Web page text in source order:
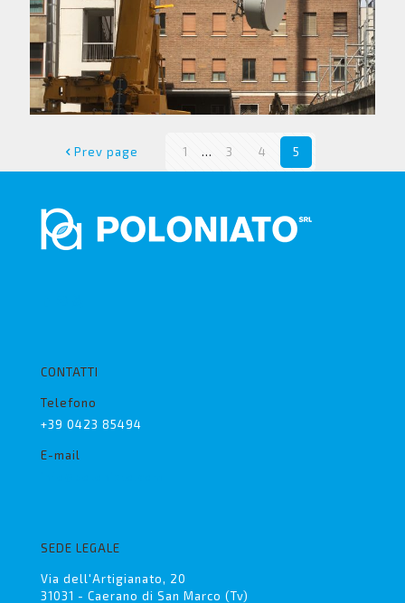
Rimozione parabole telefonia, Mestre (VE)
Prev page 1 ... 3 4 5
CONTATTI
Telefono
+39 0423 85494
E-mail
SEDE LEGALE
Via dell'Artigianato, 20
31031 - Caerano di San Marco (Tv)